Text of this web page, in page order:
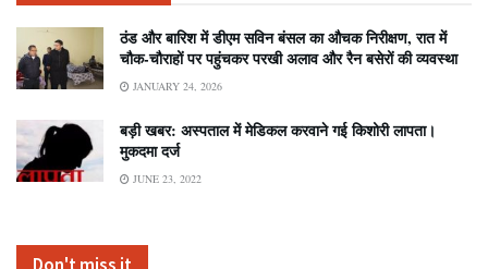
ठंड और बारिश में डीएम सविन बंसल का औचक निरीक्षण, रात में
चौक-चौराहों पर पहुंचकर परखी अलाव और रैन बसेरों की व्यवस्था
JANUARY 24, 2026
बड़ी खबर: अस्पताल में मेडिकल करवाने गई किशोरी लापता।
मुकदमा दर्ज
JUNE 23, 2022
Don't miss it